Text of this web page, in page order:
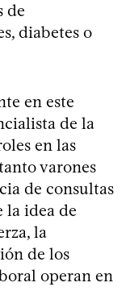
de
diabetes o
en este
de la
en las
varones
de consultas
la idea de
la
de los
operan en